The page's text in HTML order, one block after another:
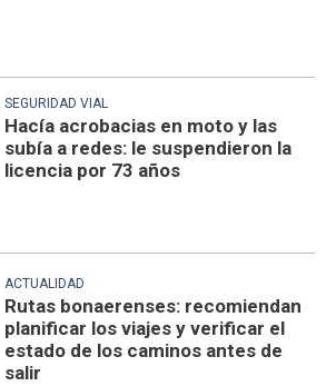
SEGURIDAD VIAL
Hacía acrobacias en moto y las
subía a redes: le suspendieron la
licencia por 73 años
ACTUALIDAD
Rutas bonaerenses: recomiendan
planificar los viajes y verificar el
estado de los caminos antes de
salir